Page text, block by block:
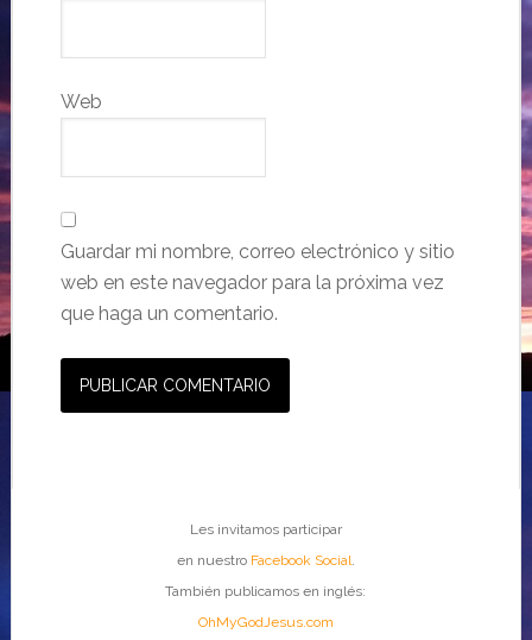
Web
Guardar mi nombre, correo electrónico y sitio
web en este navegador para la próxima vez
que haga un comentario.
Les invitamos participar
en nuestro Facebook Social.
También publicamos en inglés:
OhMyGodJesus.com